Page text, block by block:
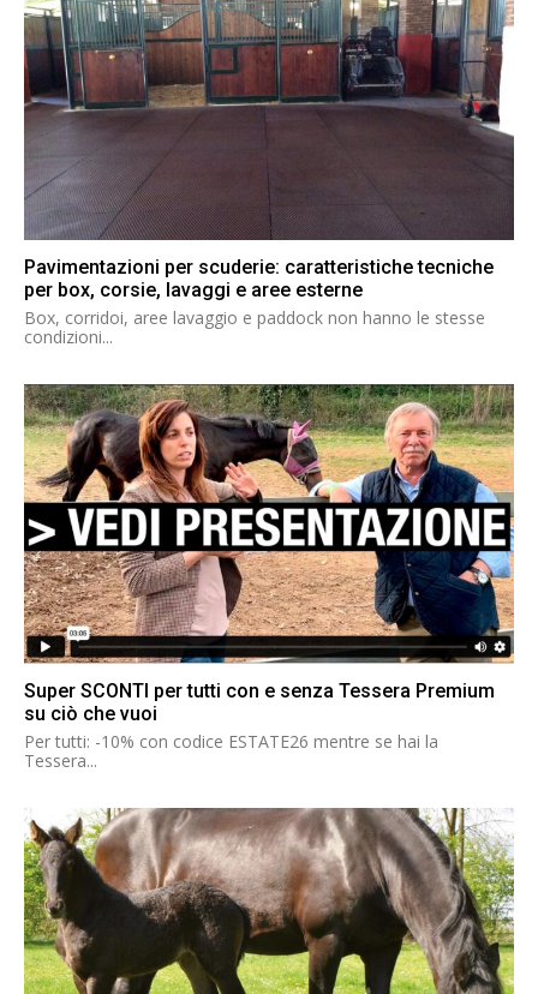
Pavimentazioni per scuderie: caratteristiche tecniche
per box, corsie, lavaggi e aree esterne
Box, corridoi, aree lavaggio e paddock non hanno le stesse
condizioni...
Super SCONTI per tutti con e senza Tessera Premium
su ciò che vuoi
Per tutti: -10% con codice ESTATE26 mentre se hai la
Tessera...